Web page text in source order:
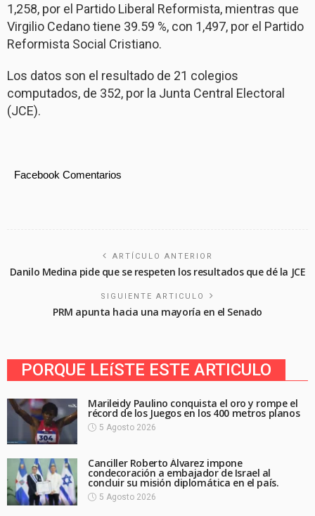
1,258, por el Partido Liberal Reformista, mientras que
Virgilio Cedano tiene 39.59 %, con 1,497, por el Partido
Reformista Social Cristiano.
Los datos son el resultado de 21 colegios
computados, de 352, por la Junta Central Electoral
(JCE).
Facebook Comentarios
ARTÍCULO ANTERIOR
Danilo Medina pide que se respeten los resultados que dé la JCE
SIGUIENTE ARTICULO
PRM apunta hacia una mayoría en el Senado
PORQUE LEíSTE ESTE ARTICULO
Marileidy Paulino conquista el oro y rompe el
récord de los Juegos en los 400 metros planos
5 Agosto 2026
Canciller Roberto Álvarez impone
condecoración a embajador de Israel al
concluir su misión diplomática en el país.
5 Agosto 2026